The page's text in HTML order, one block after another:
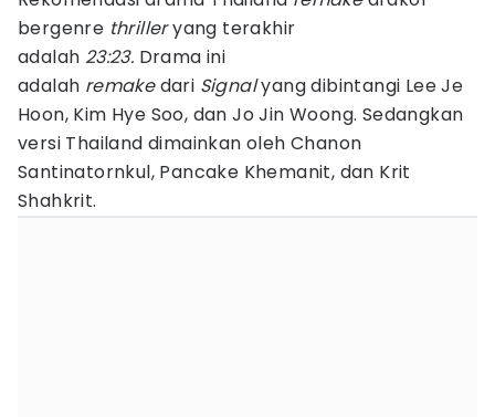
bergenre thrilleryang terakhir
adalah 23:23. Drama ini
adalah remakedari Signalyang dibintangi Lee Je
Hoon, Kim Hye Soo, dan Jo Jin Woong. Sedangkan
versi Thailand dimainkan oleh Chanon
Santinatornkul, Pancake Khemanit, dan Krit
Shahkrit.